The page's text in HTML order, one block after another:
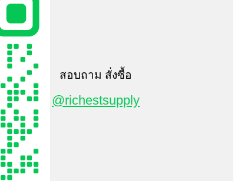
สอบถาม สั่งซื้อ
@richestsupply